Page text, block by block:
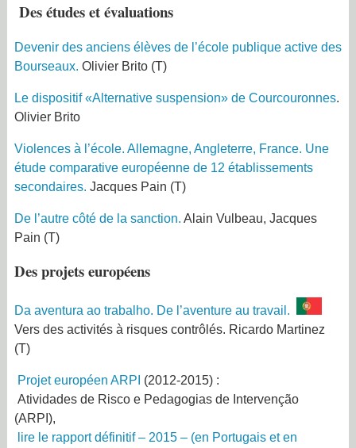
Des études et évaluations
Devenir des anciens élèves de l’école publique active des
Bourseaux. Olivier Brito (T)
Le dispositif «Alternative suspension» de Courcouronnes.
Olivier Brito
Violences à l’école. Allemagne, Angleterre, France. Une
étude comparative européenne de 12 établissements
secondaires. Jacques Pain (T)
De l’autre côté de la sanction. Alain Vulbeau, Jacques
Pain (T)
Des projets européens
Da aventura ao trabalho. De l’aventure au travail.
Vers des activités à risques contrôlés. Ricardo Martinez
(T)
Projet européen ARPI (2012-2015) :
Atividades de Risco e Pedagogias de Intervenção
(ARPI),
lire le rapport définitif – 2015 – (en Portugais et en